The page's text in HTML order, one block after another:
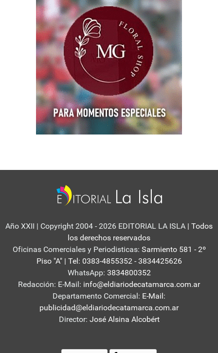
Año XXII | Copyright 2004 - 2026 EDITORIAL LA ISLA | Todos
los derechos reservados
Oficinas Comerciales y Periodisticas: Sarmiento 581 - 2º
Piso "A" | Tel: 0383-4855352 - 3834425626
WhatsApp: 3834800352
Redacción: E-Mail: info@eldiariodecatamarca.com.ar
Departamento Comercial: E-Mail:
publicidad@eldiariodecatamarca.com.ar
Director: José Alsina Alcobért